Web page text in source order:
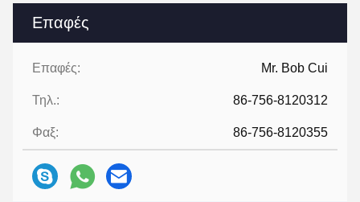
Επαφές
Επαφές: Mr. Bob Cui
Τηλ.: 86-756-8120312
Φαξ: 86-756-8120355